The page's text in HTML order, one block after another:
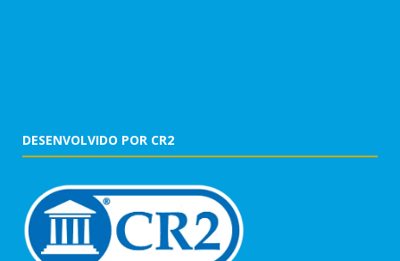
DESENVOLVIDO POR CR2